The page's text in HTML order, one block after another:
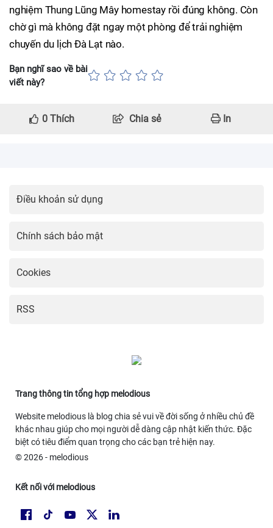
nghiệm Thung Lũng Mây homestay rồi đúng không. Còn
chờ gì mà không đặt ngay một phòng để trải nghiệm
chuyến du lịch Đà Lạt nào.
Bạn nghĩ sao về bài
viết này?
0 Thích Chia sẻ In
Điều khoản sử dụng
Chính sách bảo mật
Cookies
RSS
Trang thông tin tổng hợp melodious
Website melodious là blog chia sẻ vui về đời sống ở nhiều chủ đề
khác nhau giúp cho mọi người dễ dàng cập nhật kiến thức. Đặc
biệt có tiêu điểm quan trọng cho các bạn trẻ hiện nay.
© 2026 - melodious
Kết nối với melodious